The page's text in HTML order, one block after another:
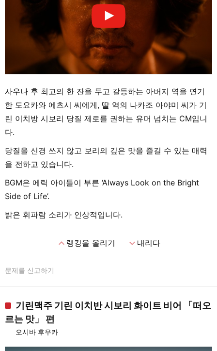
사우나 후 최고의 한 잔을 두고 갈등하는 아버지 역을 연기
한 도요카와 에츠시 씨에게, 딸 역의 나카조 아야미 씨가 기
린 이치방 시보리 당질 제로를 권하는 유머 넘치는 CM입니
다.
당질을 신경 쓰지 않고 보리의 깊은 맛을 즐길 수 있는 매력
을 전하고 있습니다.
BGM은 에릭 아이들이 부른 ‘Always Look on the Bright
Side of Life’.
밝은 휘파람 소리가 인상적입니다.
expand_less랭킹을 올리기 expand_more내리다
문제를 신고하기
기린맥주 기린 이치반 시보리 화이트 비어 「떠오
르는 맛」 편
오시바 후우카